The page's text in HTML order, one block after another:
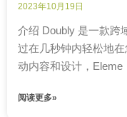
2023年10月19日
介绍 Doubly 是一款跨
过在几秒钟内轻松地
动内容和设计，Eleme
阅读更多»